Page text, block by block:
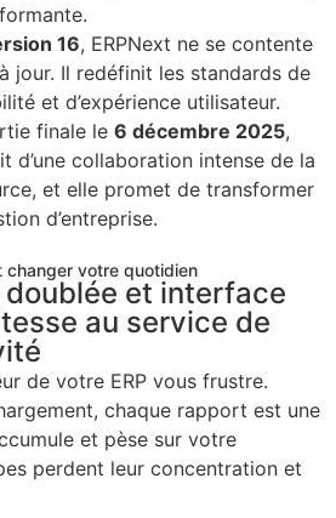
16, ERPNext ne se contente
jour. Il redéfinit les standards de
et d’expérience utilisateur.
finale le 6 décembre 2025,
d’une collaboration intense de la
et elle promet de transformer
d’entreprise.
changer votre quotidien
doublée et interface
au service de
de votre ERP vous frustre.
chaque rapport est une
et pèse sur votre
perdent leur concentration et